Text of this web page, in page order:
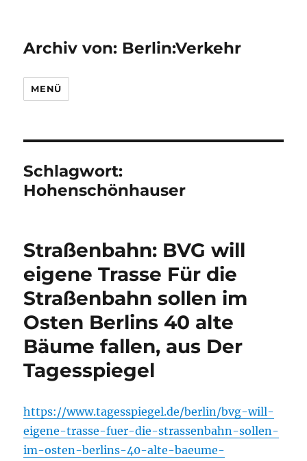
Archiv von: Berlin:Verkehr
MENÜ
Schlagwort:
Hohenschönhauser
Straßenbahn: BVG will
eigene Trasse Für die
Straßenbahn sollen im
Osten Berlins 40 alte
Bäume fallen, aus Der
Tagesspiegel
https://www.tagesspiegel.de/berlin/bvg-will-
eigene-trasse-fuer-die-strassenbahn-sollen-
im-osten-berlins-40-alte-baeume-